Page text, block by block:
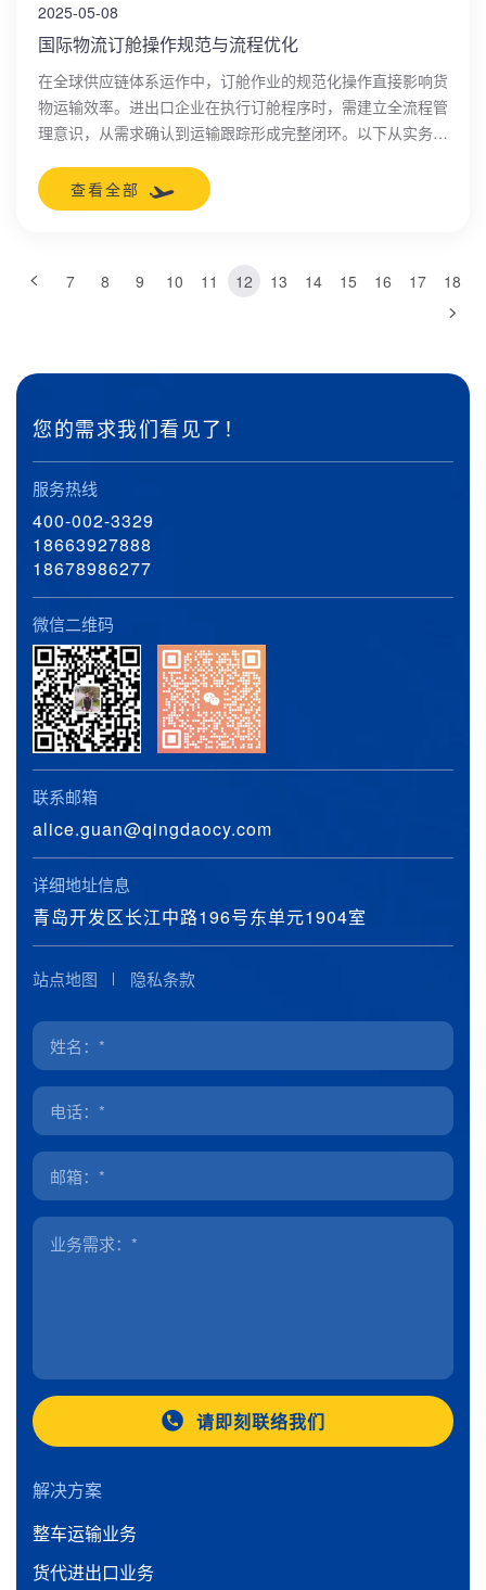
2025-05-08
国际物流订舱操作规范与流程优化
在全球供应链体系运作中，订舱作业的规范化操作直接影响货
物运输效率。进出口企业在执行订舱程序时，需建立全流程管
理意识，从需求确认到运输跟踪形成完整闭环。以下从实务角
参考。查看全部
7 8 9 10 11 12 13 14 15 16 17 18
您的需求我们看见了！
服务热线
400-002-3329
18663927888
18678986277
微信二维码
联系邮箱
alice.guan@qingdaocy.com
详细地址信息
青岛开发区长江中路196号东单元1904室
站点地图 隐私条款
请即刻联络我们
解决方案
整车运输业务
货代进出口业务